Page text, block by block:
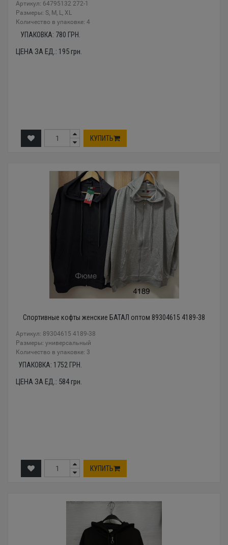
Артикул: 64795132 272-1
Размеры: S, M, L, XL
Количество в упаковке: 4
УПАКОВКА: 780 ГРН.
ЦЕНА ЗА ЕД.: 195грн.
КУПИТЬ
Спортивные кофты женские БАТАЛ оптом 89304615 4189-38
Артикул: 89304615 4189-38
Размеры: универсальный
Количество в упаковке: 3
УПАКОВКА: 1752 ГРН.
ЦЕНА ЗА ЕД.: 584грн.
КУПИТЬ